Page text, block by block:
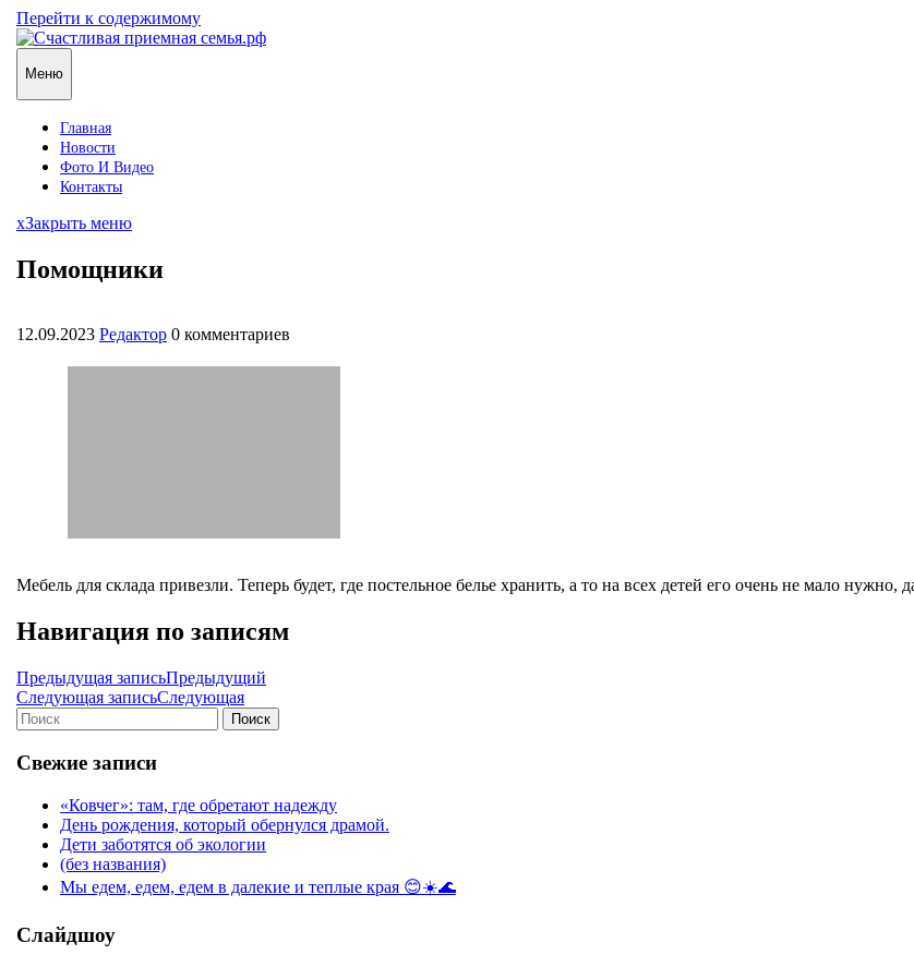
Перейти к содержимому
Меню
Главная
Новости
Фото И Видео
Контакты
xЗакрыть меню
Помощники
12.09.2023 Редактор 0 комментариев
Мебель для склада привезли. Теперь будет, где постельное белье хранить, а то на всех детей его очень не мало
Навигация по записям
Предыдущая записьПредыдущий
Следующая записьСледующая
Поиск
Свежие записи
«Ковчег»: там, где обретают надежду
День рождения, который обернулся драмой.
Дети заботятся об экологии
(без названия)
Мы едем, едем, едем в далекие и теплые края 😊☀️🌊
Слайдшоу